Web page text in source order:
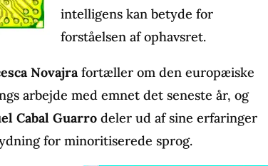
intelligens kan betyde for
forståelsen af ophavsret.
Novajrafortæller om den europæiske
arbejde med emnet det seneste år, og
Cabal Guarrodeler ud af sine erfaringer
for minoritiserede sprog.